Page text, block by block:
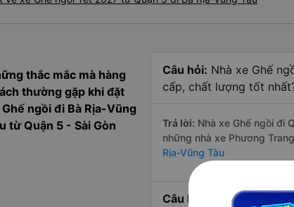
thắc mắc mà hàng
thường gặp khi đặt
ngồi đi Bà Rịa-Vũng
từ Quận 5 - Sài Gòn
Câu hỏi: Nhà xe Ghế
cấp, chất lượng tốt
Trả lời: Nhà xe Ghế ngồi đi
những nhà xe Phương
Rịa-Vũng Tàu
Câu hỏi: Hãng Xe Ghế